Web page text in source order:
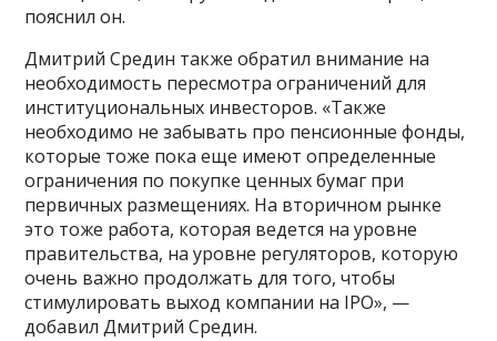
пояснил он.
Дмитрий Средин также обратил внимание на
необходимость пересмотра ограничений для
институциональных инвесторов. «Также
необходимо не забывать про пенсионные фонды,
которые тоже пока еще имеют определенные
ограничения по покупке ценных бумаг при
первичных размещениях. На вторичном рынке
это тоже работа, которая ведется на уровне
правительства, на уровне регуляторов, которую
очень важно продолжать для того, чтобы
стимулировать выход компании на IPO», —
добавил Дмитрий Средин.